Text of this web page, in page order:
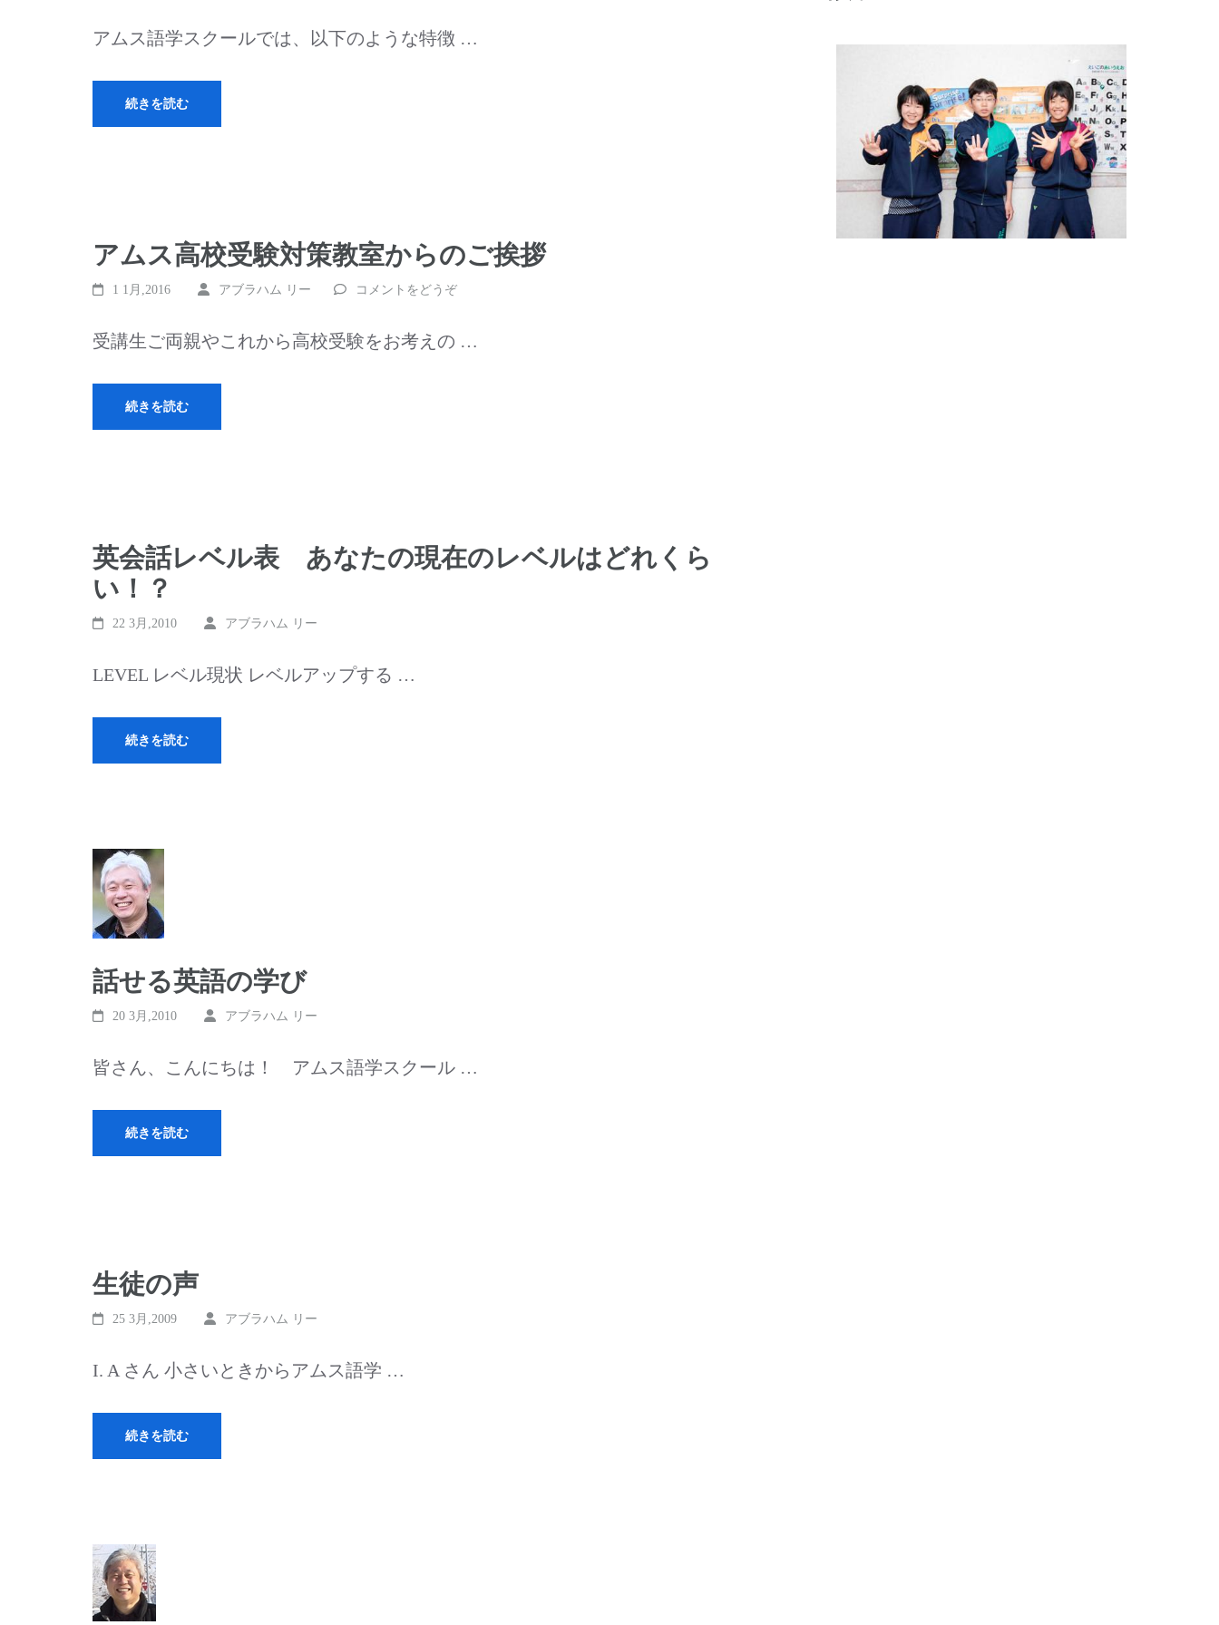
アムス語学スクールでは、以下のような特徴 …
続きを読む
アムス高校受験対策教室からのご挨拶
1 1月,2016 アブラハム リー コメントをどうぞ
受講生ご両親やこれから高校受験をお考えの …
続きを読む
英会話レベル表 あなたの現在のレベルはどれくら
い！？
22 3月,2010 アブラハム リー
LEVEL レベル現状 レベルアップする …
続きを読む
話せる英語の学び
20 3月,2010 アブラハム リー
皆さん、こんにちは！ アムス語学スクール …
続きを読む
生徒の声
25 3月,2009 アブラハム リー
I. A さん 小さいときからアムス語学 …
続きを読む